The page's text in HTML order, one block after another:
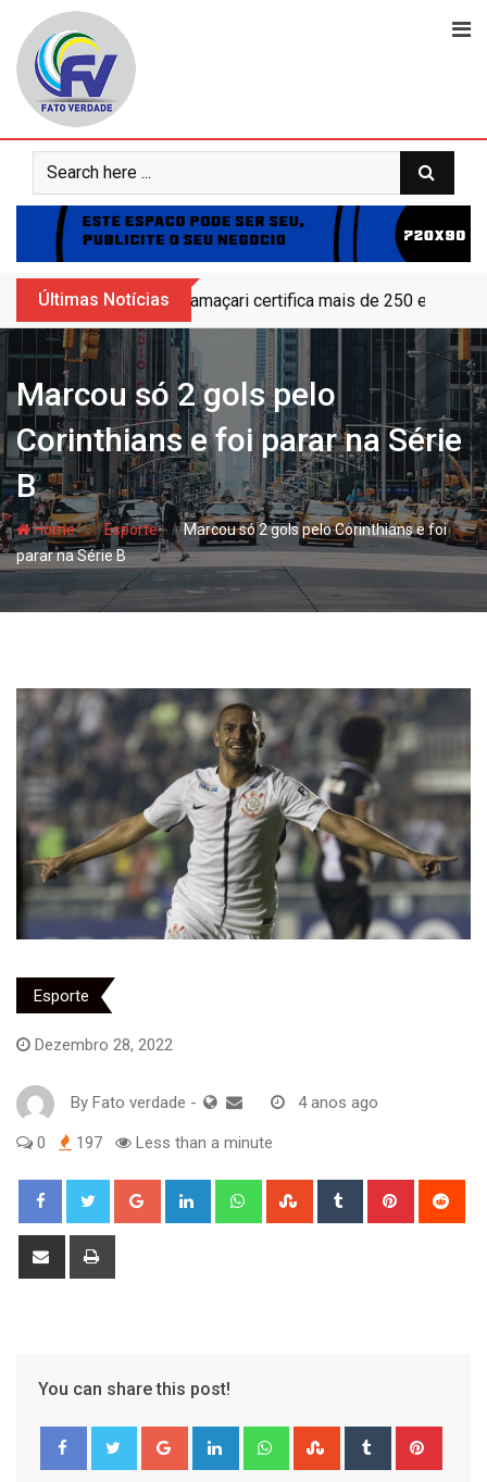
content
Últimas Notícias Camaçari certifica mais de 250
Marcou só 2 gols pelo
Corinthians e foi parar na Série
B
Home- hjEsporte- hjMarcou só 2 gols pelo Corinthians e foi
parar na Série B
Esporte
Dezembro 28, 2022
By Fato verdade - 4 anos ago
0 197 Less than a minute
Google+ LinkedIn WhatsappStumbleUpon
Tumblr Pinterest
Share
You can share this post!
Google+ LinkedIn WhatsappStumbleUpon
Tumblr